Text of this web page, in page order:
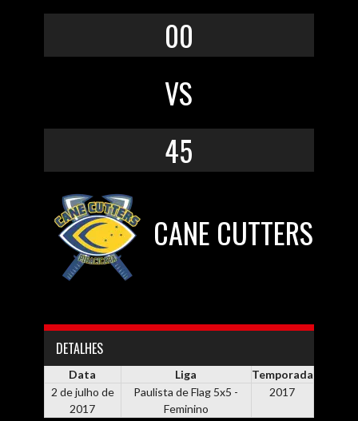
00
VS
45
CANE CUTTERS
DETALHES
Data Liga
Temporada
2 de julho de
2017
Paulista de Flag 5x5 -
Feminino
2017